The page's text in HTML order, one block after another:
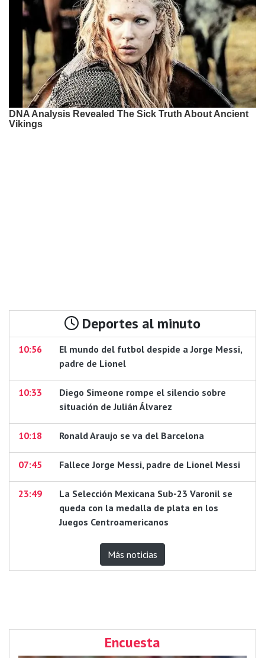
Deportes al minuto
10:56
El mundo del futbol despide a Jorge Messi,
padre de Lionel
10:33
Diego Simeone rompe el silencio sobre
situación de Julián Álvarez
10:18 Ronald Araujo se va del Barcelona
07:45 Fallece Jorge Messi, padre de Lionel Messi
23:49
La Selección Mexicana Sub-23 Varonil se
queda con la medalla de plata en los
Juegos Centroamericanos
Más noticias
Encuesta